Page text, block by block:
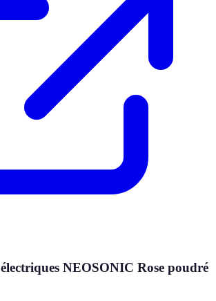
électriques NEOSONIC Rose poudré